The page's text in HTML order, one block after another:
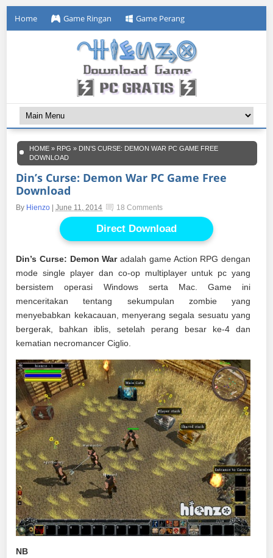
Home Game Ringan Game Perang
HOME » RPG » DIN’S CURSE: DEMON WAR PC GAME FREE
DOWNLOAD
Din’s Curse: Demon War PC Game Free
Download
By Hienzo |June 11, 2014 18 Comments
Direct Download
Din’s Curse: Demon Waradalah game Action RPG dengan
mode single player dan co-op multiplayer untuk pc yang
bersistem operasi Windows serta Mac. Game ini
menceritakan tentang sekumpulan zombie yang
menyebabkan kekacauan, menyerang segala sesuatu yang
bergerak, bahkan iblis, setelah perang besar ke-4 dan
kematian necromancer Ciglio.
NB